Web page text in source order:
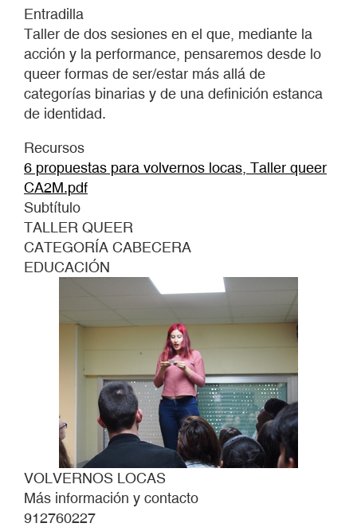
LOCAS
Entradilla
Taller de dos sesiones en el que, mediante la
acción y la performance, pensaremos desde lo
queer formas de ser/estar más allá de
categorías binarias y de una definición estanca
de identidad.
Recursos
6 propuestas para volvernos locas, Taller queer
CA2M.pdf
Subtítulo
TALLER QUEER
CATEGORÍA CABECERA
EDUCACIÓN
VOLVERNOS LOCAS
Más información y contacto
912760227